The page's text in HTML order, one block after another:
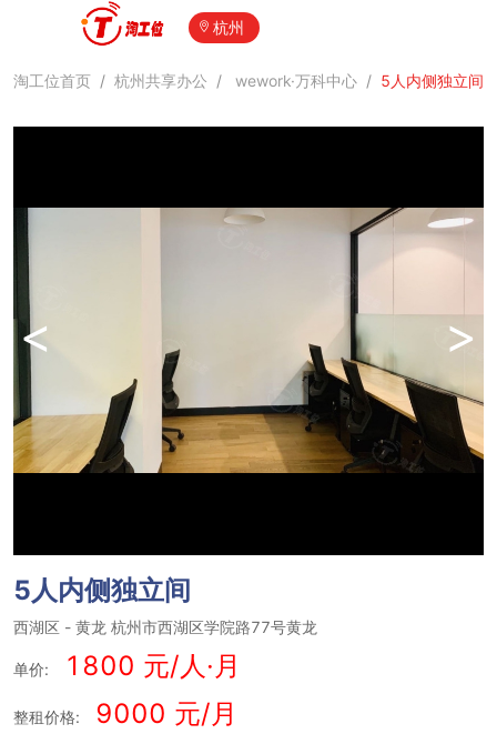
杭州
淘工位首页 / 杭州共享办公 / wework·万科中心 / 5人内侧独立间
< >
5人内侧独立间
西湖区 - 黄龙 杭州市西湖区学院路77号黄龙
单价: 1800 元/人·月
整租价格: 9000 元/月